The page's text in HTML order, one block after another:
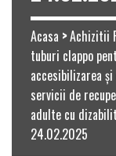
Acasa >Achizitii
tuburi clappo
accesibilizarea
servicii de
adulte cu
24.02.2025